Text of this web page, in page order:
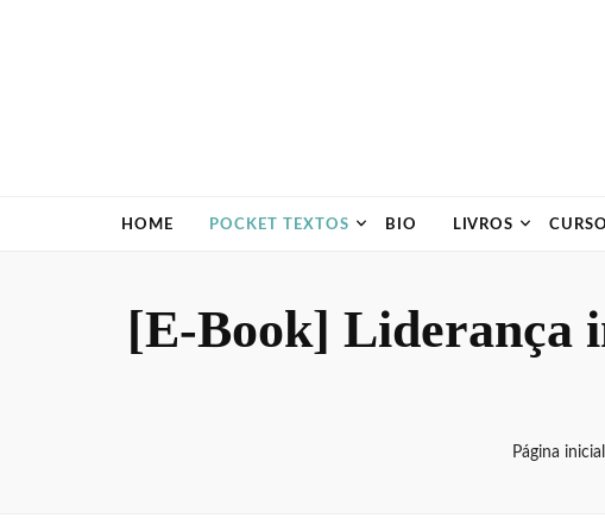
HOME POCKET TEXTOS BIO LIVROS
[E-Book] Liderança
Página inicial